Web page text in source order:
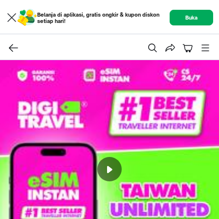
Belanja di aplikasi, gratis ongkir & kupon diskon
setiap hari!
Buka